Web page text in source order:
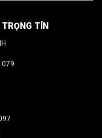
TÍN
079